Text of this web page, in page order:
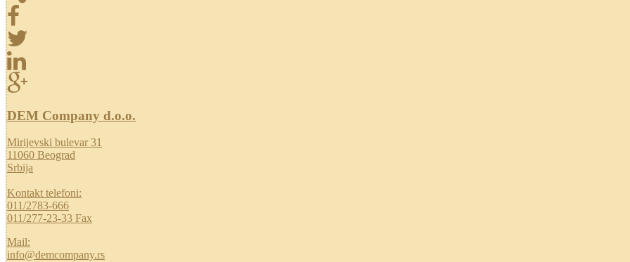
DEM Company d.o.o.
Mirijevski bulevar 31
11060 Beograd
Srbija
Kontakt telefoni:
011/2783-666
011/277-23-33 Fax
Mail:
info@demcompany.rs